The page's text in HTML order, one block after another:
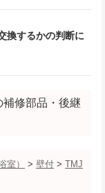
換するかの判断に
修部品・後継
室） > 壁付 > TMJ